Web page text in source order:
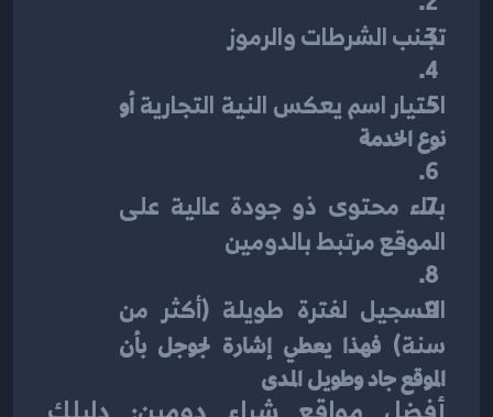
تجنب الشرطات والرموز
اختيار اسم يعكس النية التجارية
نوع الخدمة
الموقع مرتبط بالدومين
سنة)
الموقع جاد وطويل المدى